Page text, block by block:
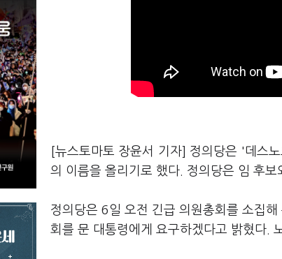
[뉴스토마토 장윤서 기자] 정의당은 '데스
의 이름을 올리기로 했다. 정의당은 임 후
정의당은 6일 오전 긴급 의원총회를 소집
회를 문 대통령에게 요구하겠다고 밝혔다.